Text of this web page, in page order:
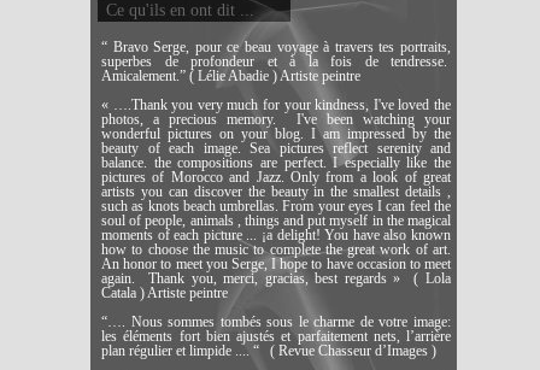
“ Bravo Serge, pour ce beau voyage à travers tes portraits,
superbes de profondeur et à la fois de tendresse.
Amicalement.” ( Lélie Abadie ) Artiste peintre
« ….Thank you very much for your kindness, I've loved the
photos, a precious memory. I've been watching your
wonderful pictures on your blog. I am impressed by the
beauty of each image. Sea pictures reflect serenity and
balance. the compositions are perfect. I especially like the
pictures of Morocco and Jazz. Only from a look of great
artists you can discover the beauty in the smallest details ,
such as knots beach umbrellas. From your eyes I can feel the
soul of people, animals , things and put myself in the magical
moments of each picture ... ¡a delight! You have also known
how to choose the music to complete the great work of art.
An honor to meet you Serge, I hope to have occasion to meet
again. Thank you, merci, gracias, best regards » ( Lola
Catala ) Artiste peintre
“…. Nous sommes tombés sous le charme de votre image:
les éléments fort bien ajustés et parfaitement nets, l’arrière
plan régulier et limpide .... “ ( Revue Chasseur d’Images )
Ce qu'ils en ont dit ...